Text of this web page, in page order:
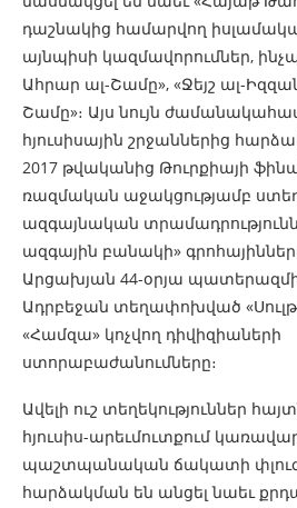
դաշնակից համարվող
այնպիսի կազմավորումներ,
Ահրար ալ-Շամը», «Ջեյշ ալ-
Շամը»։ Այս նույն
հյուսիսային շրջաններից
2017 թվականից Թուրքիայի
ռազմական աջակցությամբ
ազգայնական
ազգային բանակի»
Արցախյան 44-օրյա
Ադրբեջան տեղափոխված
«Համզա» կոչվող դիվիզիաների
ստորաբաժանումները։
Ավելի ուշ տեղեկություններ
հյուսիս-արեւմուտքում
պաշտպանական ճակատի
հարձակման են անցել նաեւ